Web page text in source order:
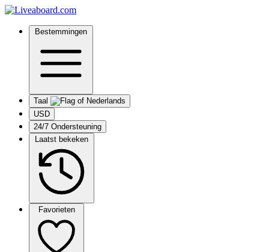
Bestemmingen
Taal
USD
24/7 Ondersteuning
Laatst bekeken
Favorieten